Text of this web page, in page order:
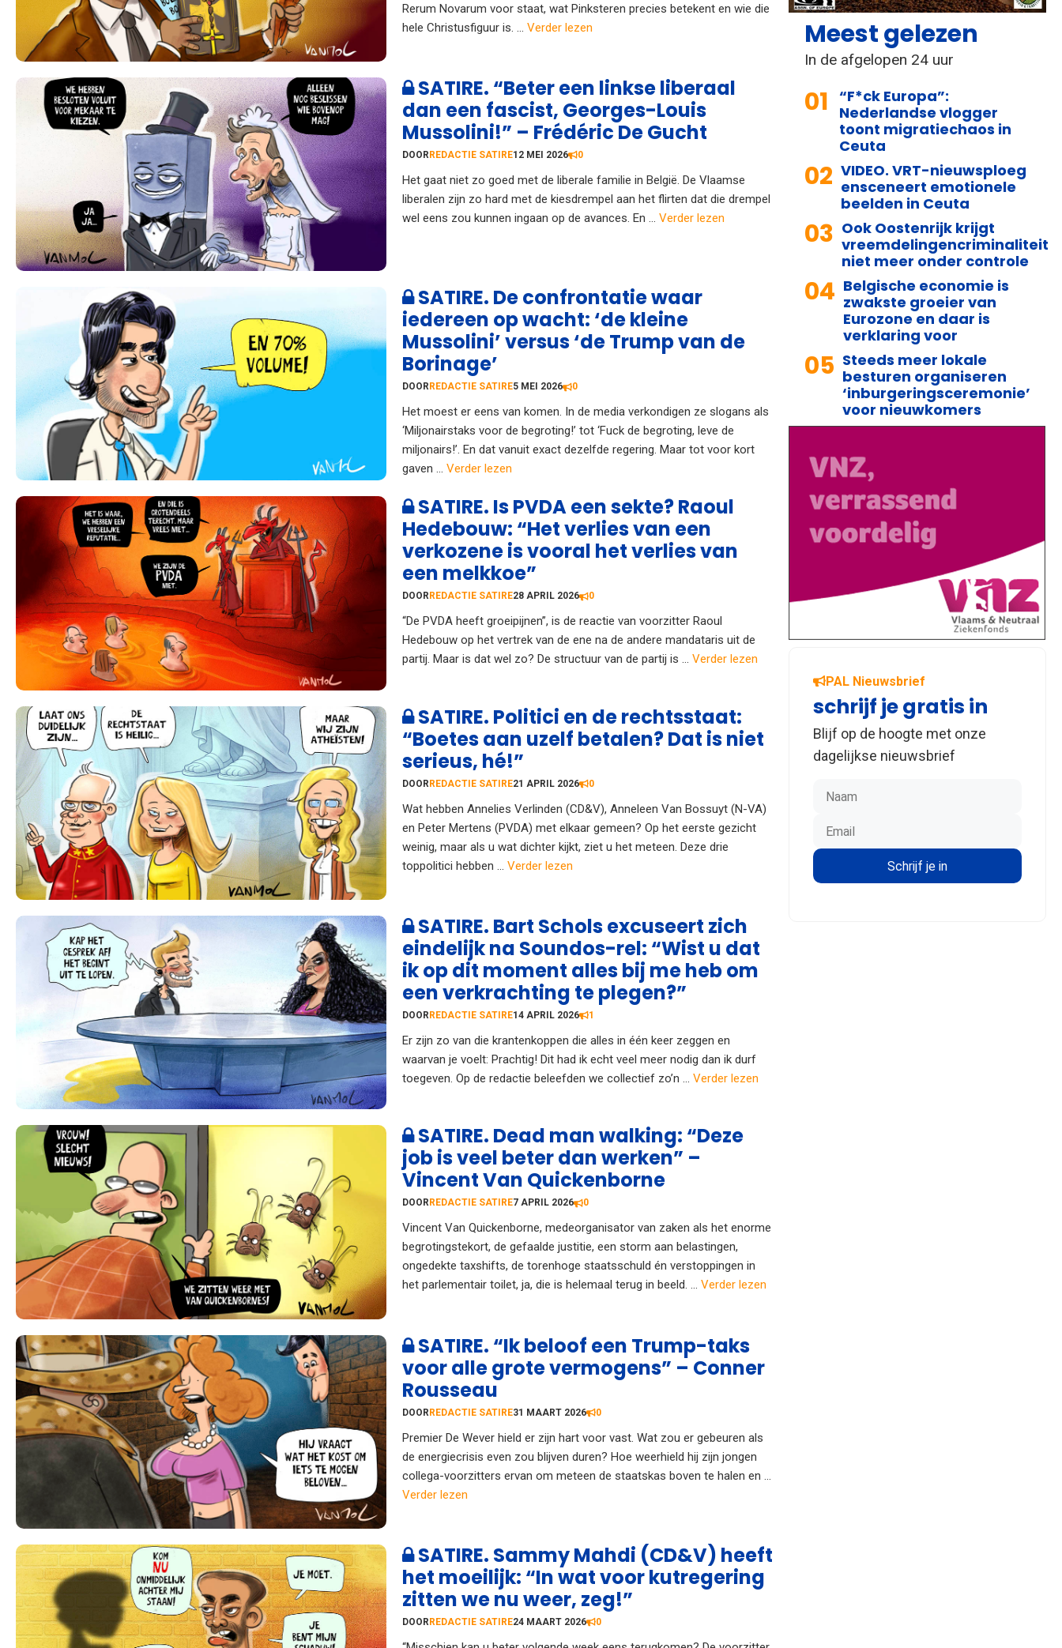
Rerum Novarum voor staat, wat Pinksteren precies betekent en wie die
hele Christusfiguur is. ... Verder lezen
SATIRE. “Beter een linkse liberaal
dan een fascist, Georges-Louis
Mussolini!” – Frédéric De Gucht
DOORREDACTIE SATIRE12 MEI 2026 0
Het gaat niet zo goed met de liberale familie in België. De Vlaamse
liberalen zijn zo hard met de kiesdrempel aan het flirten dat die drempel
wel eens zou kunnen ingaan op de avances. En ... Verder lezen
SATIRE. De confrontatie waar
iedereen op wacht: ‘de kleine
Mussolini’ versus ‘de Trump van de
Borinage’
DOOR REDACTIE SATIRE5 MEI 2026 0
Het moest er eens van komen. In de media verkondigen ze slogans als
‘Miljonairstaks voor de begroting!’ tot ‘Fuck de begroting, leve de
miljonairs!’. En dat vanuit exact dezelfde regering. Maar tot voor kort
gaven ... Verder lezen
SATIRE. Is PVDA een sekte? Raoul
Hedebouw: “Het verlies van een
verkozene is vooral het verlies van
een melkkoe”
DOOR REDACTIE SATIRE28 APRIL 2026 0
“De PVDA heeft groeipijnen”, is de reactie van voorzitter Raoul
Hedebouw op het vertrek van de ene na de andere mandataris uit de
partij. Maar is dat wel zo? De structuur van de partij is ... Verder lezen
SATIRE. Politici en de rechtsstaat:
“Boetes aan uzelf betalen? Dat is niet
serieus, hé!”
DOORREDACTIE SATIRE21 APRIL 2026 0
Wat hebben Annelies Verlinden (CD&V), Anneleen Van Bossuyt (N-VA)
en Peter Mertens (PVDA) met elkaar gemeen? Op het eerste gezicht
weinig, maar als u wat dichter kijkt, ziet u het meteen. Deze drie
toppolitici hebben ... Verder lezen
SATIRE. Bart Schols excuseert zich
eindelijk na Soundos-rel: “Wist u dat
ik op dit moment alles bij me heb om
een verkrachting te plegen?”
DOOR REDACTIE SATIRE14 APRIL 2026 1
Er zijn zo van die krantenkoppen die alles in één keer zeggen en
waarvan je voelt: Prachtig! Dit had ik echt veel meer nodig dan ik durf
toegeven. Op de redactie beleefden we collectief zo’n ... Verder lezen
SATIRE. Dead man walking: “Deze
job is veel beter dan werken” –
Vincent Van Quickenborne
DOOR REDACTIE SATIRE7 APRIL 2026 0
Vincent Van Quickenborne, medeorganisator van zaken als het enorme
begrotingstekort, de gefaalde justitie, een storm aan belastingen,
ongedekte taxshifts, de torenhoge staatsschuld én verstoppingen in
het parlementair toilet, ja, die is helemaal terug in beeld. ... Verder lezen
SATIRE. “Ik beloof een Trump-taks
voor alle grote vermogens” – Conner
Rousseau
DOORREDACTIE SATIRE31 MAART 2026 0
Premier De Wever hield er zijn hart voor vast. Wat zou er gebeuren als
de energiecrisis even zou blijven duren? Hoe weerhield hij zijn jongen
collega-voorzitters ervan om meteen de staatskas boven te halen en ...
Verder lezen
SATIRE. Sammy Mahdi (CD&V) heeft
het moeilijk: “In wat voor kutregering
zitten we nu weer, zeg!”
DOORREDACTIE SATIRE24 MAART 2026 0
Meest gelezen
In de afgelopen 24 uur
01 “F*ck Europa”:
Nederlandse vlogger
toont migratiechaos in
Ceuta
02 VIDEO. VRT-nieuwsploeg
ensceneert emotionele
beelden in Ceuta
03 Ook Oostenrijk krijgt
vreemdelingencriminaliteit
niet meer onder controle
04 Belgische economie is
zwakste groeier van
Eurozone en daar is
verklaring voor
05 Steeds meer lokale
besturen organiseren
‘inburgeringsceremonie’
voor nieuwkomers
PAL Nieuwsbrief
schrijf je gratis in
Blijf op de hoogte met onze
dagelijkse nieuwsbrief